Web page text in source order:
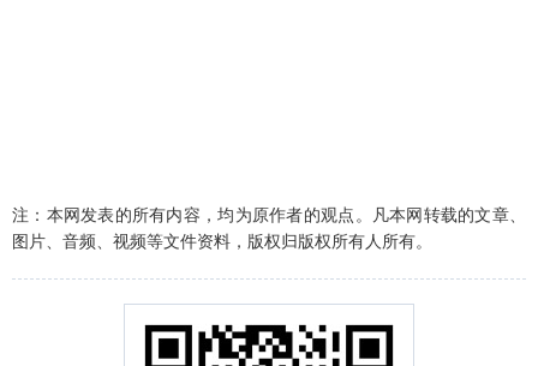
注：本网发表的所有内容，均为原作者的观点。凡本网转载的文章、
图片、音频、视频等文件资料，版权归版权所有人所有。